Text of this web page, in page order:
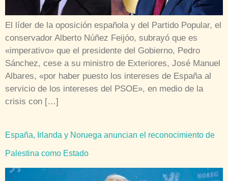
El líder de la oposición española y del Partido Popular, el
conservador Alberto Núñez Feijóo, subrayó que es
«imperativo» que el presidente del Gobierno, Pedro
Sánchez, cese a su ministro de Exteriores, José Manuel
Albares, «por haber puesto los intereses de España al
servicio de los intereses del PSOE», en medio de la
crisis con […]
España, Irlanda y Noruega anuncian el reconocimiento de
Palestina como Estado